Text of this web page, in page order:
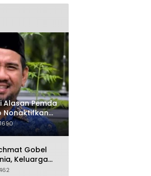
Alasan Pemda
Nonaktifkan
1690
Gobel
Keluarga
Terakhir